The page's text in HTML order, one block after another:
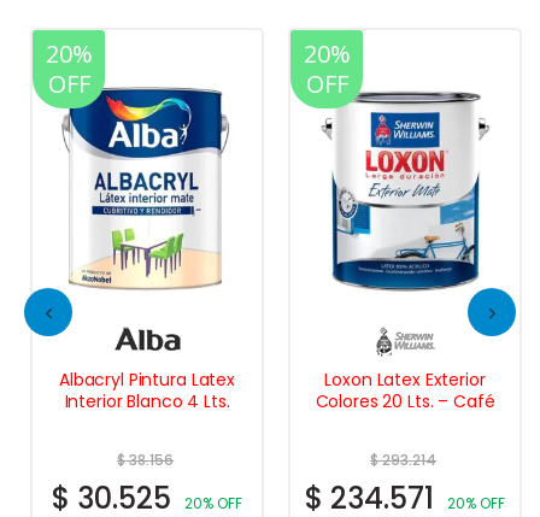
20%
OFF
Albacryl Pintura Latex
Interior Blanco 4 Lts.
$38.156
$ 30.525 20% OFF
20%
OFF
Loxon Latex Exterior
Colores 20 Lts. – Café
$293.214
$ 234.571 20% OFF